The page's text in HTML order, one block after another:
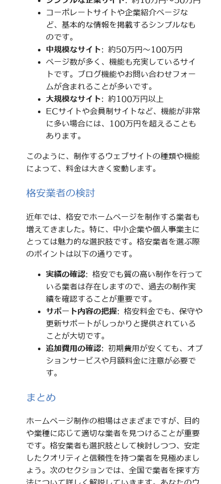
コーポレートサイトや企業紹介ページな
ど、基本的な情報を掲載するシンプルなも
のです。
中規模なサイト: 約50万円～100万円
ページ数が多く、機能も充実しているサイ
トです。ブログ機能やお問い合わせフォー
ムが含まれることが多いです。
大規模なサイト: 約100万円以上
ECサイトや会員制サイトなど、機能が非常
に多い場合には、100万円を超えることも
あります。
このように、制作するウェブサイトの種類や機能
によって、料金は大きく変動します。
格安業者の検討
近年では、格安でホームページを制作する業者も
増えてきました。特に、中小企業や個人事業主に
とっては魅力的な選択肢です。格安業者を選ぶ際
のポイントは以下の通りです。
実績の確認: 格安でも質の高い制作を行って
いる業者は存在しますので、過去の制作実
績を確認することが重要です。
サポート内容の把握: 格安料金でも、保守や
更新サポートがしっかりと提供されている
ことが大切です。
追加費用の確認: 初期費用が安くても、オプ
ションサービスや月額料金に注意が必要で
す。
まとめ
ホームページ制作の相場はさまざまですが、目的
や業種に応じて適切な業者を見つけることが重要
です。格安業者も選択肢として検討しつつ、安定
したクオリティと信頼性を持つ業者を見極めまし
ょう。次のセクションでは、全国で業者を探す方